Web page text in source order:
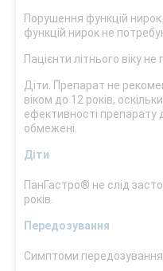
Порушення функцій
функцій нирок не
Пацієнти літнього віку
Діти. Препарат не
віком до 12 років,
ефективності препарату
обмежені.
Діти
ПанГастро® не слід
років.
Передозування
Симптоми передозування